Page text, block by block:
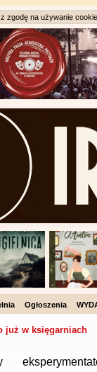
zgodę na używanie
Ogłoszenia
już w księgarniach